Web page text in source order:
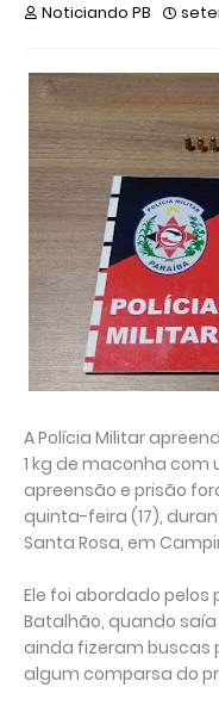
Noticiando PB
A Polícia Militar
1 kg de maconha com
apreensão e prisão
quinta-feira (17),
Santa Rosa, em
Ele foi abordado pelos
Batalhão, quando saía
ainda fizeram buscas
algum comparsa do